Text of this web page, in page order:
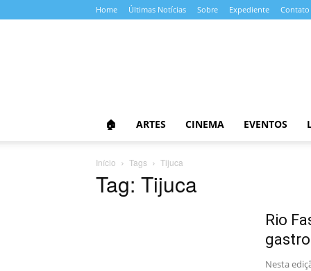
Home Últimas Notícias Sobre Expediente Contato
🏠 ARTES CINEMA EVENTOS
Início Tags Tijuca
Tag: Tijuca
Rio
Nesta